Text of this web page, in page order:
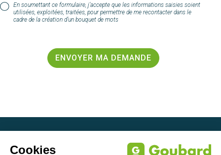
En soumettant ce formulaire, j’accepte que les informations saisies soient
utilisées, exploitées, traitées, pour permettre de me recontacter dans le
cadre de la création d’un bouquet de mots
ENVOYER MA DEMANDE